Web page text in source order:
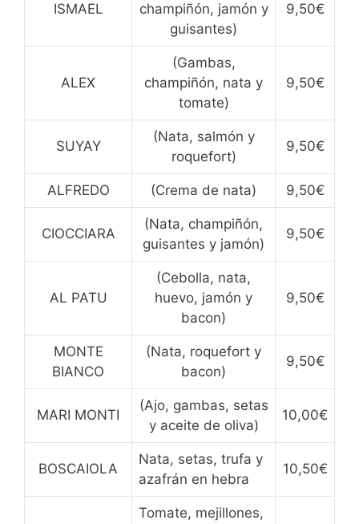
ISMAEL
champiñón, jamón y
guisantes)
9,50€
ALEX
(Gambas,
champiñón, nata y
tomate)
9,50€
SUYAY
(Nata, salmón y
roquefort)
9,50€
ALFREDO (Crema de nata) 9,50€
CIOCCIARA
(Nata, champiñón,
guisantes y jamón)
9,50€
AL PATU
(Cebolla, nata,
huevo, jamón y
bacon)
9,50€
MONTE
BIANCO
(Nata, roquefort y
bacon)
9,50€
MARI MONTI
(Ajo, gambas, setas
y aceite de oliva)
10,00€
BOSCAIOLA
Nata, setas, trufa y
azafrán en hebra
10,50€
Tomate, mejillones,